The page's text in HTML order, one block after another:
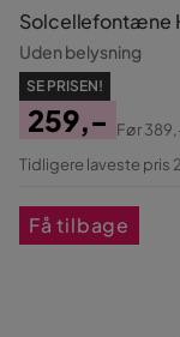
Solcellefontæne
Uden belysning
SE PRISEN!
Pris
259,-
Original
Før
Tidligere laveste pris
Få tilbage